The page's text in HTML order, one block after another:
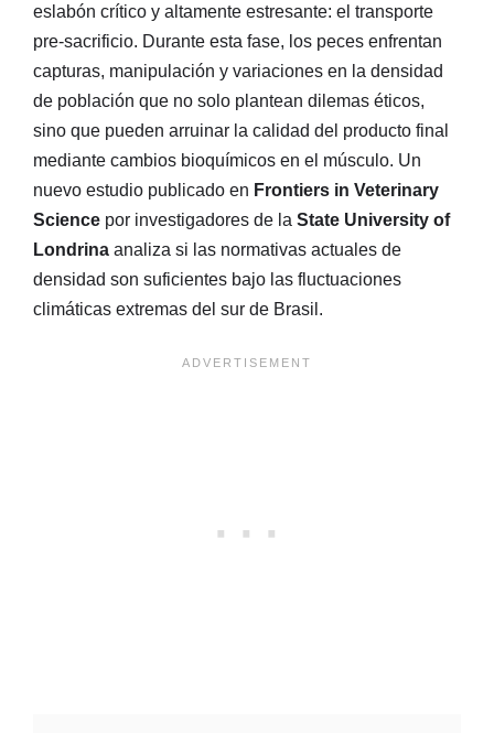
eslabón crítico y altamente estresante: el transporte
pre-sacrificio. Durante esta fase, los peces enfrentan
capturas, manipulación y variaciones en la densidad
de población que no solo plantean dilemas éticos,
sino que pueden arruinar la calidad del producto final
mediante cambios bioquímicos en el músculo. Un
nuevo estudio publicado en Frontiers in Veterinary
Science por investigadores de la State University of
Londrina analiza si las normativas actuales de
densidad son suficientes bajo las fluctuaciones
climáticas extremas del sur de Brasil .